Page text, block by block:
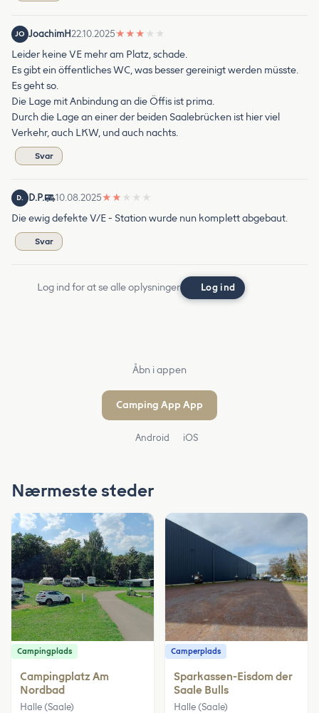
JO JoachimH22.10.2025★ ★ ★ ★ ★
Leider keine VE mehr am Platz, schade.
Es gibt ein öffentliches WC, was besser gereinigt werden müsste.
Es geht so.
Die Lage mit Anbindung an die Öffis ist prima.
Durch die Lage an einer der beiden Saalebrücken ist hier viel
Verkehr, auch LKW, und auch nachts.
Svar
D. D.P. 10.08.2025★ ★ ★ ★ ★
Die ewig defekte V/E - Station wurde nun komplett abgebaut.
Svar
Log ind for at se alle oplysninger Log ind
Åbn i appen
Camping App App
Android iOS
Nærmeste steder
Campingplads
Campingplatz Am
Nordbad
Halle (Saale)
Camperplads
Sparkassen-Eisdom der
Saale Bulls
Halle (Saale)